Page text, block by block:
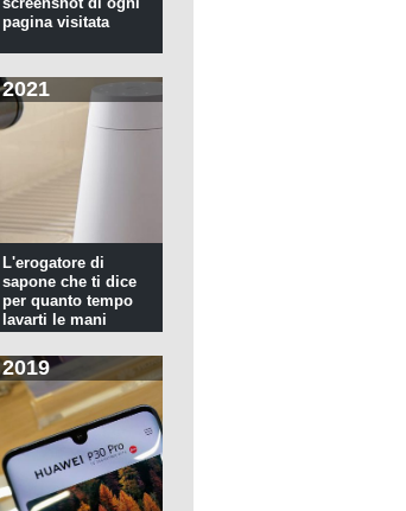
pagina visitata
2021
L'erogatore di
sapone che ti dice
per quanto tempo
lavarti le mani
2019